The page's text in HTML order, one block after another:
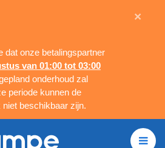
dat onze betalingspartner
van 01:00 tot 03:00
onderhoud zal
periode kunnen de
niet beschikbaar zijn.
×